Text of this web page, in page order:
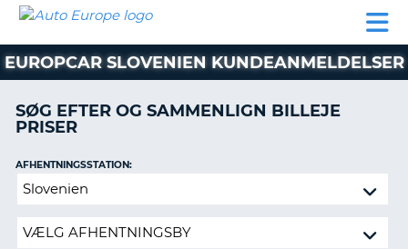
BILUDLEJNING
AUTOCAMPER
AUTO
EUROPE
BILUDLEJNING
AUTOCAMPER
LEJE
SUPPORT
MIN
EUROPCAR SLOVENIEN KUNDEANMELDELSER
SØG EFTER OG SAMMENLIGN BILLEJE
PRISER
Vil
aflevere
AFHENTNINGSSTATION: